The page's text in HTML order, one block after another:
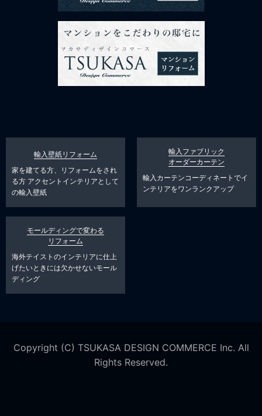
輸入壁紙リフォーム
家を建てる方、リフォームをされ
る方 アクセントインテリアとして
の輸入壁紙
輸入ファブリック
オーダーカーテン
輸入カーテンコーディネートでイ
ンテリアをワンランクアップ
モールディングで変わる
リフォーム
海外テイストのインテリアに仕上
げたいときには欠かせないモール
ディング
Copyright (C) TSUKASA DESIGN COMMERCE Inc. All
Rights Reserved.